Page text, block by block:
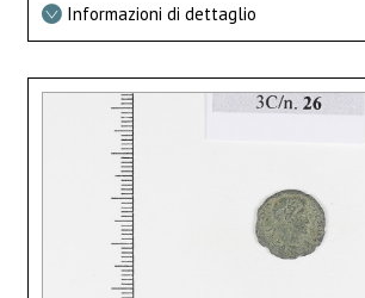
Informazioni di dettaglio